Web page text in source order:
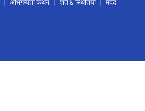
अभिगम्यता कथन शर्तें & स्थितियाँ
मदद